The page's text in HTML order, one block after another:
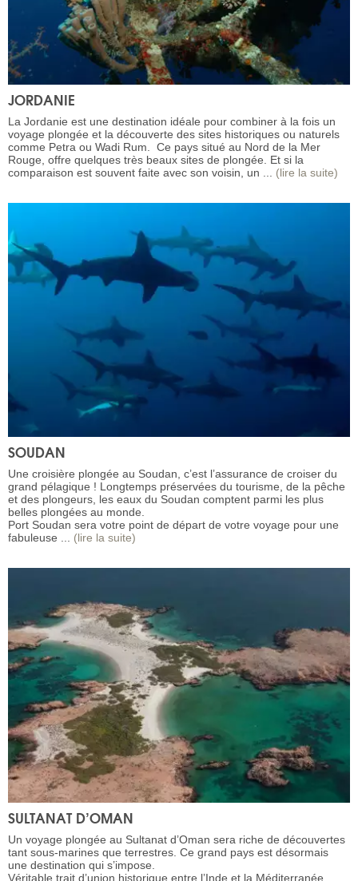
JORDANIE
La Jordanie est une destination idéale pour combiner à la fois un
voyage plongée et la découverte des sites historiques ou naturels
comme Petra ou Wadi Rum. Ce pays situé au Nord de la Mer
Rouge, offre quelques très beaux sites de plongée. Et si la
comparaison est souvent faite avec son voisin, un ... (lire la suite)
SOUDAN
Une croisière plongée au Soudan, c’est l’assurance de croiser du
grand pélagique ! Longtemps préservées du tourisme, de la pêche
et des plongeurs, les eaux du Soudan comptent parmi les plus
belles plongées au monde.
Port Soudan sera votre point de départ de votre voyage pour une
fabuleuse ... (lire la suite)
SULTANAT D’OMAN
Un voyage plongée au Sultanat d’Oman sera riche de découvertes
tant sous-marines que terrestres. Ce grand pays est désormais
une destination qui s’impose.
Véritable trait d’union historique entre l’Inde et la Méditerranée,